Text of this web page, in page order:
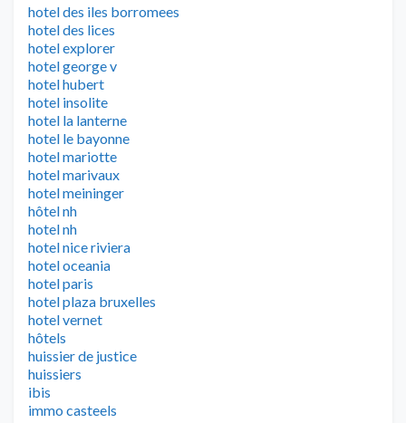
hotel des iles borromees
hotel des lices
hotel explorer
hotel george v
hotel hubert
hotel insolite
hotel la lanterne
hotel le bayonne
hotel mariotte
hotel marivaux
hotel meininger
hôtel nh
hotel nh
hotel nice riviera
hotel oceania
hotel paris
hotel plaza bruxelles
hotel vernet
hôtels
huissier de justice
huissiers
ibis
immo casteels